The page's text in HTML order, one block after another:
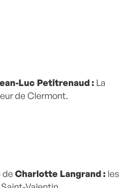
Luc Petitrenaud : La
de Clermont.
deCharlotte Langrand : les